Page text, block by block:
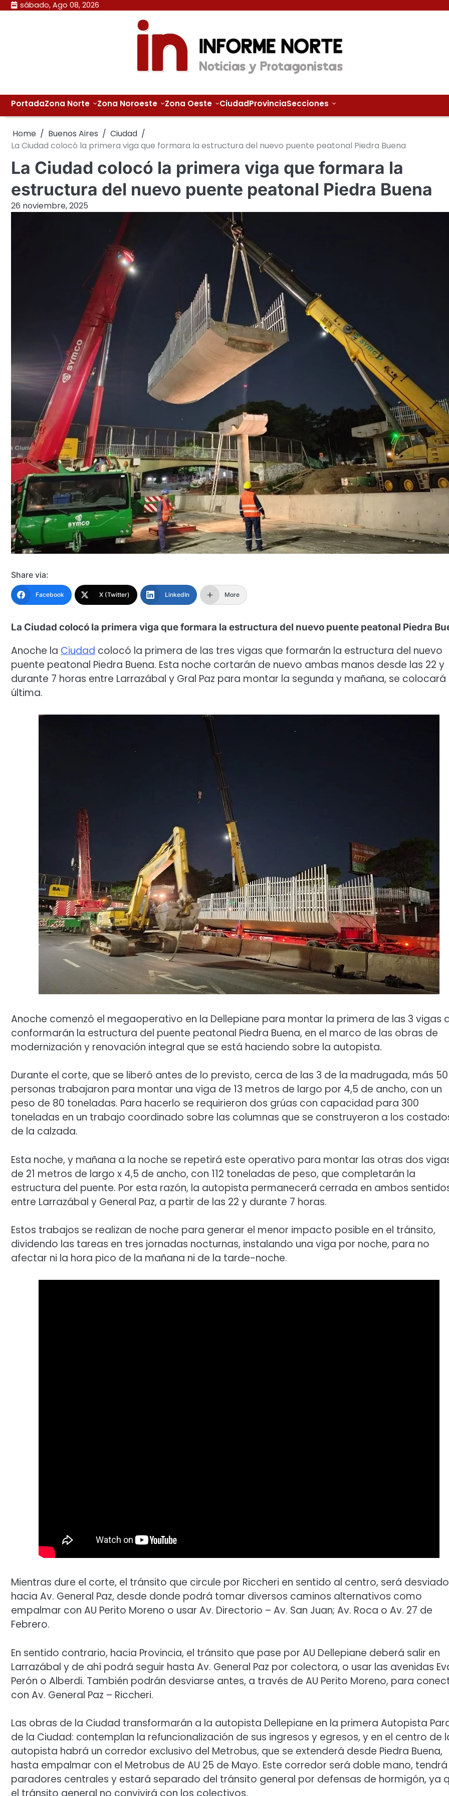
Skip sábado, Ago 08, 2026
PortadaZona Norte Zona Noroeste Zona Oeste CiudadProvinciaSecciones
Home Buenos Aires
Ciudad
La Ciudad colocó la primera viga que formara la estructura del nuevo puente peatonal Piedra Buena
La Ciudad colocó la primera viga que formara la
estructura del nuevo puente peatonal Piedra Buena
26 noviembre, 2025
Share via:
Facebook X (Twitter) LinkedIn More
La Ciudad colocó la primera viga que formara la estructura del nuevo puente peatonal Piedra
Anoche la Ciudad colocó la primera de las tres vigas que formarán la estructura del nuevo
puente peatonal Piedra Buena. Esta noche cortarán de nuevo ambas manos desde las 22 y
durante 7 horas entre Larrazábal y Gral Paz para montar la segunda y mañana, se colocará
última.
Anoche comenzó el megaoperativo en la Dellepiane para montar la primera de las 3 vigas
conformarán la estructura del puente peatonal Piedra Buena, en el marco de las obras de
modernización y renovación integral que se está haciendo sobre la autopista.
Durante el corte, que se liberó antes de lo previsto, cerca de las 3 de la madrugada, más 50
personas trabajaron para montar una viga de 13 metros de largo por 4,5 de ancho, con un
peso de 80 toneladas. Para hacerlo se requirieron dos grúas con capacidad para 300
toneladas en un trabajo coordinado sobre las columnas que se construyeron a los
de la calzada.
Esta noche, y mañana a la noche se repetirá este operativo para montar las otras dos
de 21 metros de largo x 4,5 de ancho, con 112 toneladas de peso, que completarán la
estructura del puente. Por esta razón, la autopista permanecerá cerrada en ambos
entre Larrazábal y General Paz, a partir de las 22 y durante 7 horas.
Estos trabajos se realizan de noche para generar el menor impacto posible en el tránsito,
dividendo las tareas en tres jornadas nocturnas, instalando una viga por noche, para no
afectar ni la hora pico de la mañana ni de la tarde-noche.
Mientras dure el corte, el tránsito que circule por Riccheri en sentido al centro, será desviado
hacia Av. General Paz, desde donde podrá tomar diversos caminos alternativos como
empalmar con AU Perito Moreno o usar Av. Directorio – Av. San Juan; Av. Roca o Av. 27 de
Febrero.
En sentido contrario, hacia Provincia, el tránsito que pase por AU Dellepiane deberá salir en
Larrazábal y de ahí podrá seguir hasta Av. General Paz por colectora, o usar las avenidas
Perón o Alberdi. También podrán desviarse antes, a través de AU Perito Moreno, para
con Av. General Paz – Riccheri.
Las obras de la Ciudad transformarán a la autopista Dellepiane en la primera Autopista
de la Ciudad: contemplan la refuncionalización de sus ingresos y egresos, y en el centro de
autopista habrá un corredor exclusivo del Metrobus, que se extenderá desde Piedra Buena,
hasta empalmar con el Metrobus de AU 25 de Mayo. Este corredor será doble mano,
paradores centrales y estará separado del tránsito general por defensas de hormigón, ya